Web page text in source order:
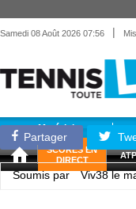
Samedi 08 Août 2026 07:56 |
Matériel
SCORES EN
DIRECT
ATP
Partager
Soumis par Viv38le